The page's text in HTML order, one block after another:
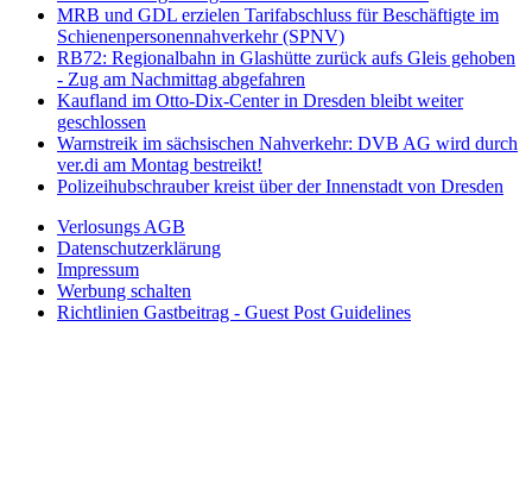
MRB und GDL erzielen Tarifabschluss für Beschäftigte im
Schienenpersonennahverkehr (SPNV)
RB72: Regionalbahn in Glashütte zurück aufs Gleis gehoben
- Zug am Nachmittag abgefahren
Kaufland im Otto-Dix-Center in Dresden bleibt weiter
geschlossen
Warnstreik im sächsischen Nahverkehr: DVB AG wird durch
ver.di am Montag bestreikt!
Polizeihubschrauber kreist über der Innenstadt von Dresden
Verlosungs AGB
Datenschutzerklärung
Impressum
Werbung schalten
Richtlinien Gastbeitrag - Guest Post Guidelines